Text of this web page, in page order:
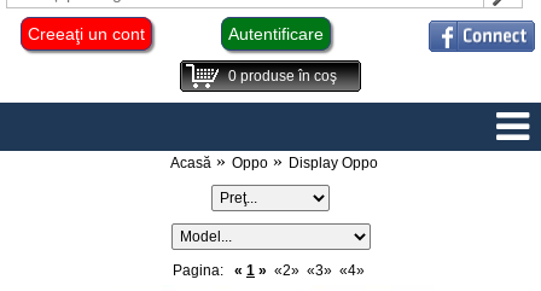
Creeaţi un cont Autentificare
0produse în coş
Acasă Oppo Display Oppo
Pagina: « 1 » «2» «3» «4»